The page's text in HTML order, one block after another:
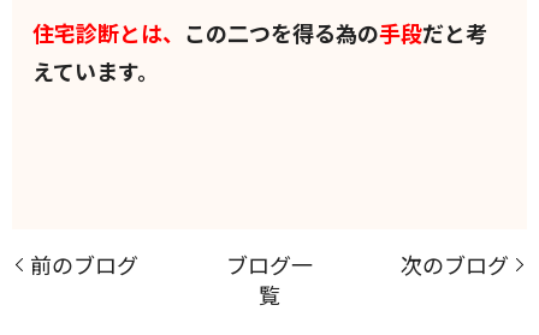
住宅診断とは、 この二つを得る為の手段だと考
えています。
前のブログ
ブログ一
覧
次のブログ